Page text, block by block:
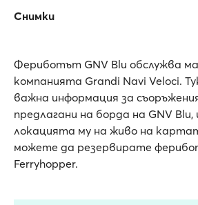
Снимки
Фериботът GNV Blu обслужва
компанията Grandi Navi Veloci.
важна информация за
предлагани на борда на GNV
локацията му на живо на
можете да резервирате
Ferryhopper.